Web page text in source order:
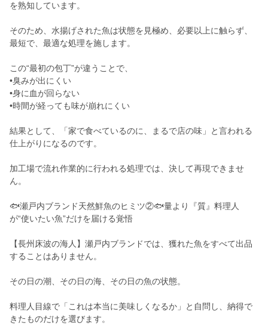
を熟知しています。
そのため、水揚げされた魚は状態を見極め、必要以上に触らず、
最短で、最適な処理を施します。
この“最初の包丁”が違うことで、
•臭みが出にくい
•身に血が回らない
•時間が経っても味が崩れにくい
結果として、「家で食べているのに、まるで店の味」と言われる
仕上がりになるのです。
加工場で流れ作業的に行われる処理では、決して再現できませ
ん。
🐟瀬戸内ブランド天然鮮魚のヒミツ②🐟量より『質』料理人
が“使いたい魚”だけを届ける覚悟
【長州床波の海人】瀬戸内ブランドでは、獲れた魚をすべて出品
することはありません。
その日の潮、その日の海、その日の魚の状態。
料理人目線で「これは本当に美味しくなるか」と自問し、納得で
きたものだけを選びます。